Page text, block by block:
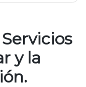
y la